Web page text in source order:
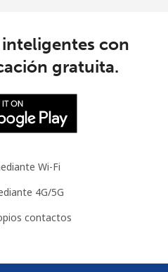
con
gratuita.
Wi-Fi
4G/5G
contactos